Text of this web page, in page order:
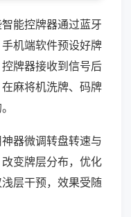
能控牌器通过蓝牙
机端软件预设好牌
牌器接收到信号后
麻将机洗牌、码牌
器微调转盘转速与
变牌层分布，优化
层干预，效果受随